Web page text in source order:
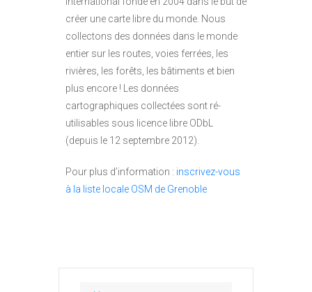
créer une carte libre du monde. Nous
collectons des données dans le monde
entier sur les routes, voies ferrées, les
rivières, les forêts, les bâtiments et bien
plus encore ! Les données
cartographiques collectées sont ré-
utilisables sous licence libre ODbL
(depuis le 12 septembre 2012).
Pour plus d’information : inscrivez-vous
à la liste locale OSM de Grenoble